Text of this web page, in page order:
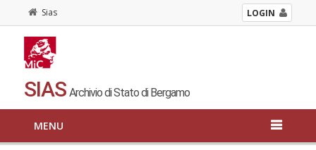
Sias LOGIN
SIAS Archivio di Stato di Bergamo
MENU